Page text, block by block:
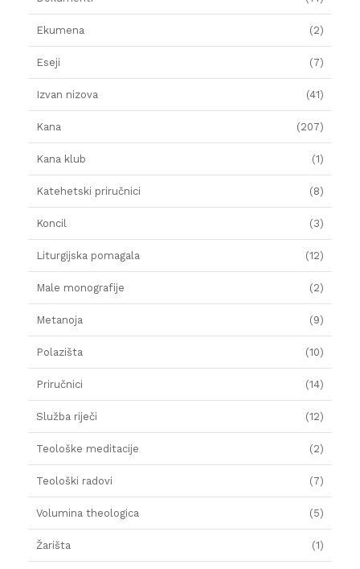
Ekumena (2)
Eseji (7)
Izvan nizova (41)
Kana (207)
Kana klub (1)
Katehetski priručnici (8)
Koncil (3)
Liturgijska pomagala (12)
Male monografije (2)
Metanoja (9)
Polazišta (10)
Priručnici (14)
Služba riječi (12)
Teološke meditacije (2)
Teološki radovi (7)
Volumina theologica (5)
Žarišta (1)